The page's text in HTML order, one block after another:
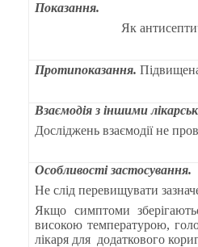
Показання.
Як
Протипоказання.
Взаємодія з іншими
Досліджень взаємодії не
Особливості застосування.
Не слід перевищувати
Якщо симптоми
високою температурою,
лікаря для додаткового